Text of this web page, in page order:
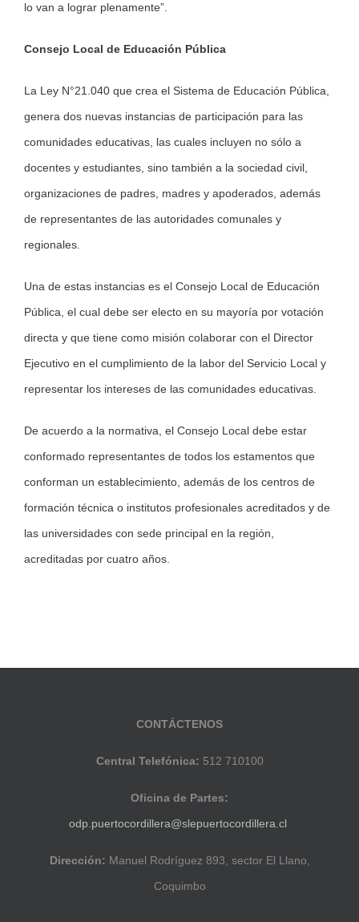
lo van a lograr plenamente”.
Consejo Local de Educación Pública
La Ley N°21.040 que crea el Sistema de Educación Pública,
genera dos nuevas instancias de participación para las
comunidades educativas, las cuales incluyen no sólo a
docentes y estudiantes, sino también a la sociedad civil,
organizaciones de padres, madres y apoderados, además
de representantes de las autoridades comunales y
regionales.
Una de estas instancias es el Consejo Local de Educación
Pública, el cual debe ser electo en su mayoría por votación
directa y que tiene como misión colaborar con el Director
Ejecutivo en el cumplimiento de la labor del Servicio Local y
representar los intereses de las comunidades educativas.
De acuerdo a la normativa, el Consejo Local debe estar
conformado representantes de todos los estamentos que
conforman un establecimiento, además de los centros de
formación técnica o institutos profesionales acreditados y de
las universidades con sede principal en la región,
acreditadas por cuatro años.
CONTÁCTENOS
Central Telefónica: 512 710100
Oficina de Partes:
odp.puertocordillera@slepuertocordillera.cl
Dirección: Manuel Rodríguez 893, sector El Llano,
Coquimbo